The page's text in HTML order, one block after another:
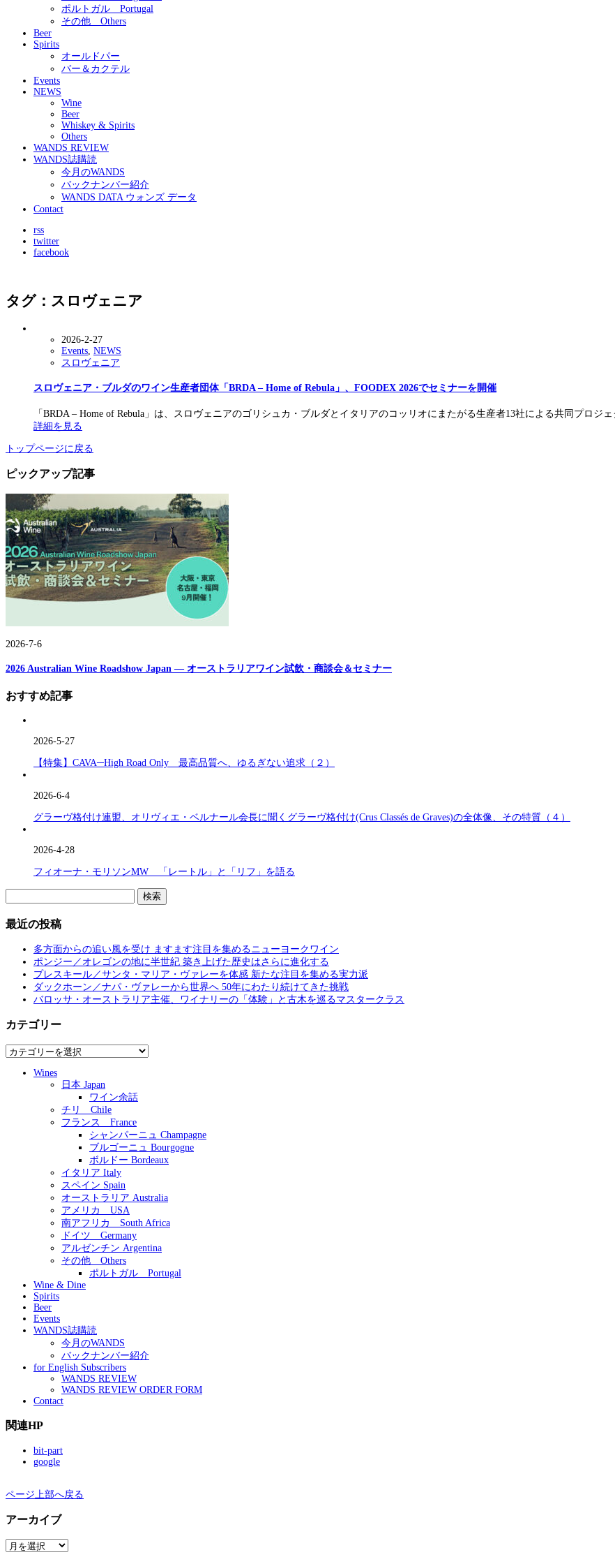
ポルトガル Portugal
その他 Others
Beer
Spirits
オールドパー
バー＆カクテル
Events
NEWS
Wine
Beer
Whiskey & Spirits
Others
WANDS REVIEW
WANDS誌購読
今月のWANDS
バックナンバー紹介
WANDS DATA ウォンズ データ
Contact
rss
twitter
facebook
タグ：スロヴェニア
2026-2-27
Events NEWS
スロヴェニア
スロヴェニア・ブルダのワイン生産者団体「BRDA – Home of Rebula」、FOODEX 2026でセミナーを開催
「BRDA – Home of Rebula」は、スロヴェニアのゴリシュカ・ブルダとイタリアのコッリオにまたがる生産者13社による共同プロジ
詳細を見る
トップページに戻る
ピックアップ記事
2026-7-6
2026 Australian Wine Roadshow Japan ― オーストラリアワイン試飲・商談会＆セミナー
おすすめ記事
2026-5-27
【特集】CAVA─High Road Only 最高品質へ、ゆるぎない追求（２）
2026-6-4
グラーヴ格付け連盟、オリヴィエ・ベルナール会長に聞くグラーヴ格付け(Crus Classés de Graves)の全体像、その特質（４）
2026-4-28
フィオーナ・モリソンMW 「レートル」と「リフ」を語る
索:
最近の投稿
多方面からの追い風を受け ますます注目を集めるニューヨークワイン
ポンジー／オレゴンの地に半世紀 築き上げた歴史はさらに進化する
プレスキール／サンタ・マリア・ヴァレーを体感 新たな注目を集める実力派
ダックホーン／ナパ・ヴァレーから世界へ 50年にわたり続けてきた挑戦
バロッサ・オーストラリア主催、ワイナリーの「体験」と古木を巡るマスタークラス
カテゴリー
カ
Wines
日本 Japan
ワイン余話
チリ Chile
フランス France
シャンパーニュ Champagne
ブルゴーニュ Bourgogne
ボルドー Bordeaux
イタリア Italy
スペイン Spain
オーストラリア Australia
アメリカ USA
南アフリカ South Africa
ドイツ Germany
アルゼンチン Argentina
その他 Others
ポルトガル Portugal
Wine & Dine
Spirits
Beer
Events
WANDS誌購読
今月のWANDS
バックナンバー紹介
for English Subscribers
WANDS REVIEW
WANDS REVIEW ORDER FORM
Contact
関連HP
bit-part
google
ページ上部へ戻る
アーカイブ
ア